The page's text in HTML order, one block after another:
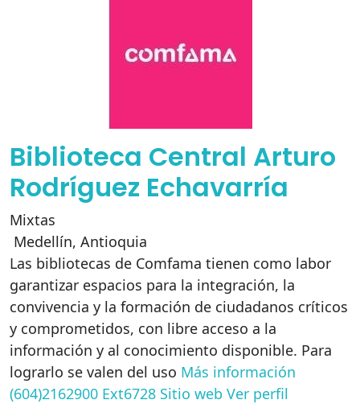
Biblioteca Central Arturo
Rodríguez Echavarría
Mixtas
Medellín, Antioquia
Las bibliotecas de Comfama tienen como labor
garantizar espacios para la integración, la
convivencia y la formación de ciudadanos críticos
y comprometidos, con libre acceso a la
información y al conocimiento disponible. Para
lograrlo se valen del uso Más información
(604)2162900 Ext6728 Sitio web Ver perfil